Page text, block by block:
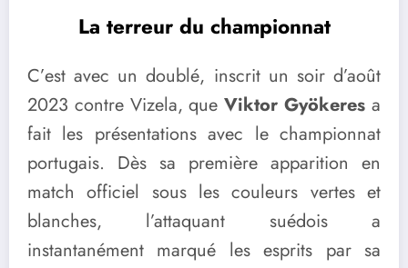
La terreur du championnat
C’est avec un doublé, inscrit un soir d’août
2023 contre Vizela, queViktor Gyökeres a
fait les présentations avec le championnat
portugais. Dès sa première apparition en
match officiel sous les couleurs vertes et
blanches, l’attaquant suédois a
instantanément marqué les esprits par sa